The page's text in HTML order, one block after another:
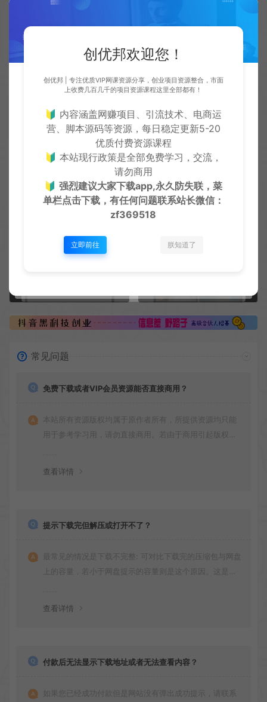
得商用，若因商用引起的版权纠纷，一切责任均由使用者自行
●如果您喜欢该内容，请支持正版软件，得到更好的正版服
务。侵删请致信E-mail：cyb12340@163.com
脚本卡密
电脑录屏工具！EV录屏绿色单文件
https://cy.zhaishanghui.cn/41938.html
创优 创优邦，12年风雨同舟，欢迎您一起缔造！
常见问题
免费下载或者VIP会员资源能否直接商用？
本站所有资源版权均属于原作者所有，所提供资源均只能
用于参考学习用，请勿直接商用。若由于商用引起版权纠
查看详情
提示下载完但解压或打开不了？
最常见的情况是下载不完整: 可对比下载完的压缩包与网盘
上的容量，若小于网盘提示的容量则是这个原因。这是浏
查看详情
付款后无法显示下载地址或者无法查看内容？
如果您已经成功付款但是网站没有弹出成功提示，请联系
创优邦欢迎您！
创优邦 | 专注优质VIP网课资源分享，创业项目资源整合，市面
上收费几百几千的项目资源课程这里全部都有！
🔰 内容涵盖网赚项目、引流技术、电商运
营、脚本源码等资源，每日稳定更新5-20
优质付费资源课程
🔰 本站现行政策是全部免费学习，交流，
请勿商用
🔰强烈建议大家下载app,永久防失联，菜
单栏点击下载，有任何问题联系站长微信：
zf369518
立即前往 朕知道了